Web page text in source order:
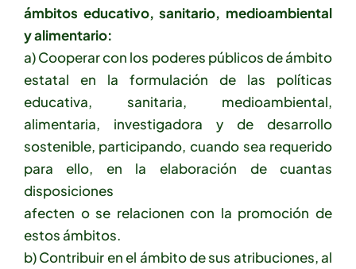
ámbitos educativo, sanitario, medioambiental
y alimentario:
a) Cooperar con los poderes públicos de ámbito
estatal en la formulación de las políticas
educativa, sanitaria, medioambiental,
alimentaria, investigadora y de desarrollo
sostenible, participando, cuando sea requerido
para ello, en la elaboración de cuantas
disposiciones
afecten o se relacionen con la promoción de
estos ámbitos.
b) Contribuir en el ámbito de sus atribuciones, al